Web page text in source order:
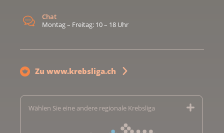
Chat
Montag – Freitag: 10 – 18 Uhr
Zu www.krebsliga.ch
Wählen Sie eine andere regionale Krebsliga